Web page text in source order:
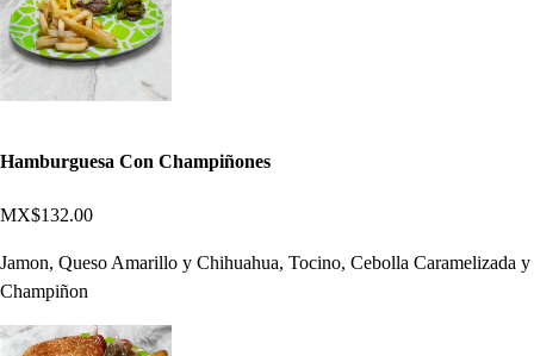
Hamburguesa Con Champiñones
MX$132.00
Jamon, Queso Amarillo y Chihuahua, Tocino, Cebolla Caramelizada y
Champiñon